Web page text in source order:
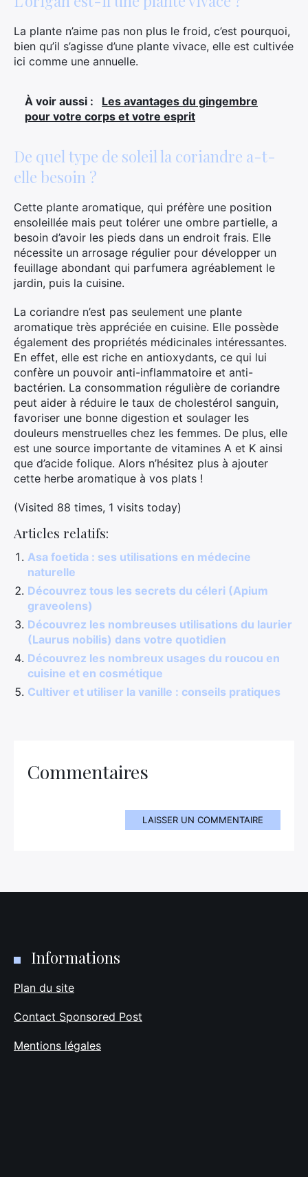
La plante n’aime pas non plus le froid, c’est pourquoi,
bien qu’il s’agisse d’une plante vivace, elle est cultivée
ici comme une annuelle.
À voir aussi :
Les avantages du gingembre
pour votre corps et votre esprit
De quel type de soleil la coriandre a-t-
elle besoin ?
Cette plante aromatique, qui préfère une position
ensoleillée mais peut tolérer une ombre partielle, a
besoin d’avoir les pieds dans un endroit frais. Elle
nécessite un arrosage régulier pour développer un
feuillage abondant qui parfumera agréablement le
jardin, puis la cuisine.
La coriandre n’est pas seulement une plante
aromatique très appréciée en cuisine. Elle possède
également des propriétés médicinales intéressantes.
En effet, elle est riche en antioxydants, ce qui lui
confère un pouvoir anti-inflammatoire et anti-
bactérien. La consommation régulière de coriandre
peut aider à réduire le taux de cholestérol sanguin,
favoriser une bonne digestion et soulager les
douleurs menstruelles chez les femmes. De plus, elle
est une source importante de vitamines A et K ainsi
que d’acide folique. Alors n’hésitez plus à ajouter
cette herbe aromatique à vos plats !
(Visited 88 times, 1 visits today)
Articles relatifs:
Asa foetida : ses utilisations en médecine
naturelle
Découvrez tous les secrets du céleri (Apium
graveolens)
Découvrez les nombreuses utilisations du laurier
(Laurus nobilis) dans votre quotidien
Découvrez les nombreux usages du roucou en
cuisine et en cosmétique
Cultiver et utiliser la vanille : conseils pratiques
Commentaires
LAISSER UN COMMENTAIRE
Informations
Plan du site
Contact Sponsored Post
Mentions légales